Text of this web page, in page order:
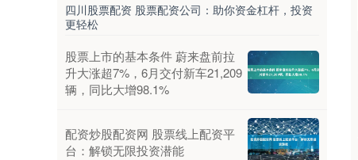
四川股票配资 股票配资公司：助你资金杠杆，投资
更轻松
股票上市的基本条件 蔚来盘前拉
升大涨超7%，6月交付新车21,209
辆，同比大增98.1%
配资炒股配资网 股票线上配资平
台：解锁无限投资潜能